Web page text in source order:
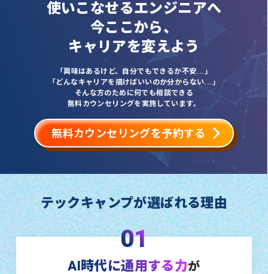
使いこなせるエンジニアへ
今ここから、
キャリアを変えよう
「興味はあるけど、自分でもできるか不安...」
「どんなキャリアを描けばいいのか分からない...」
そんな方のために何でも相談できる
無料カウンセリングを実施しています。
無料カウンセリングを予約する
テックキャンプが選ばれる理由
01
AI時代に通用する力が